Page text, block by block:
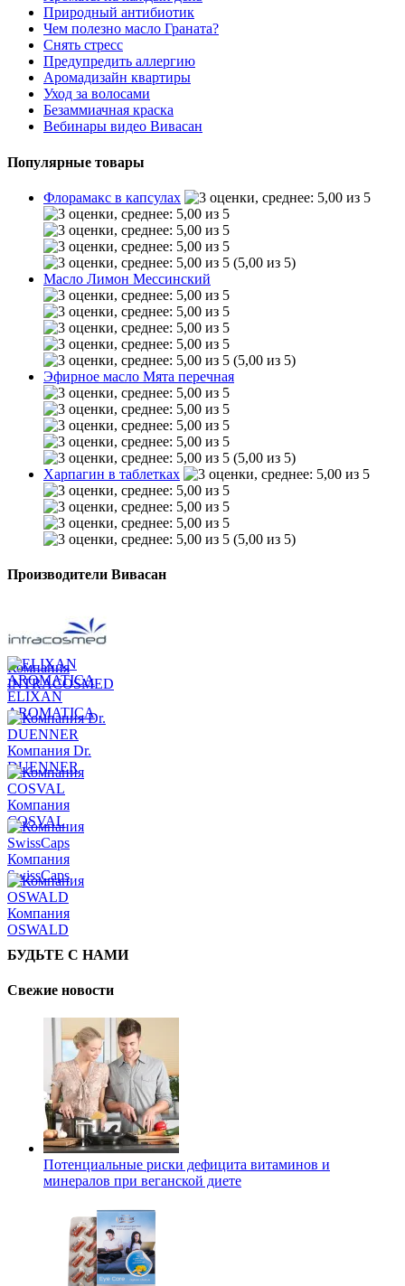
Природный антибиотик
Чем полезно масло Граната?
Снять стресс
Предупредить аллергию
Аромадизайн квартиры
Уход за волосами
Безаммиачная краска
Вебинары видео Вивасан
Популярные товары
Флорамакс в капсулах
(5,00 из 5)
Масло Лимон Мессинский
(5,00 из 5)
Эфирное масло Мята перечная
(5,00 из 5)
Харпагин в таблетках
(5,00 из 5)
Производители Вивасан
Компания
INTRACOSMED
ELIXAN
AROMATICA
Компания Dr.
DUENNER
Компания
COSVAL
Компания
SwissCaps
Компания
OSWALD
БУДЬТЕ С НАМИ
Свежие новости
Потенциальные риски дефицита витаминов и
минералов при веганской диете